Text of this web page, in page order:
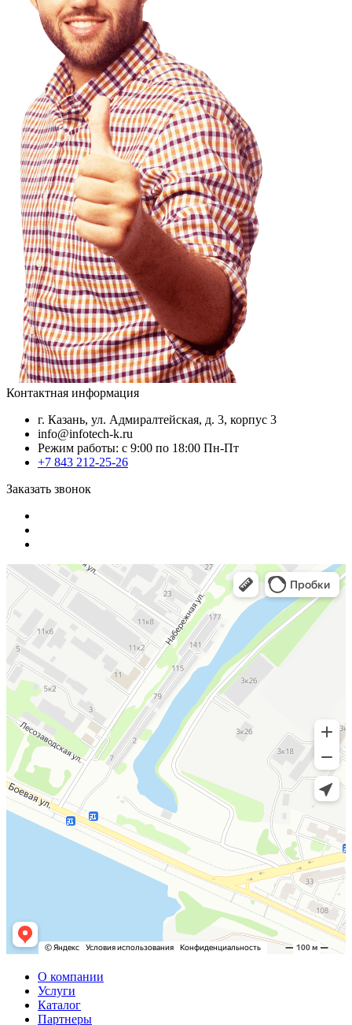
Контактная информация
г. Казань, ул. Адмиралтейская, д. 3, корпус 3
info@infotech-k.ru
Режим работы: с 9:00 по 18:00 Пн-Пт
+7 843 212-25-26
Заказать звонок
О компании
Услуги
Каталог
Партнеры